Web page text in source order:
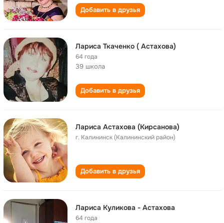
Добавить в друзья
Лариса Ткаченко ( Астахова)
64 года
39 школа
Добавить в друзья
Лариса Астахова (Кирсанова)
г. Калининск (Калининский район)
Добавить в друзья
Лариса Куликова - Астахова
64 года